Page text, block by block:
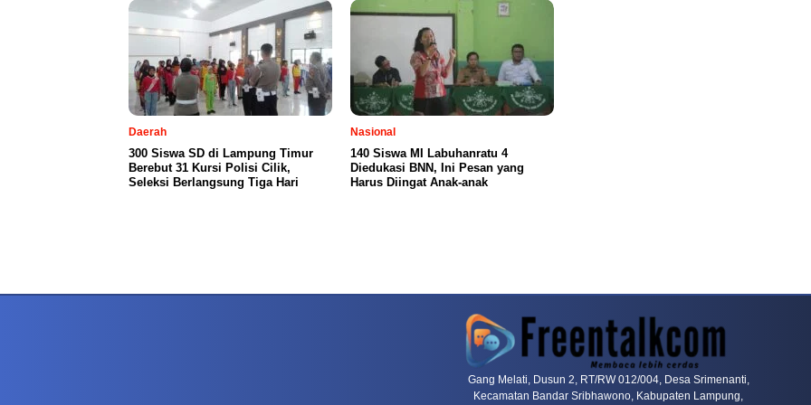
Daerah
300 Siswa SD di Lampung Timur
Berebut 31 Kursi Polisi Cilik,
Seleksi Berlangsung Tiga Hari
Nasional
140 Siswa MI Labuhanratu 4
Diedukasi BNN, Ini Pesan yang
Harus Diingat Anak-anak
PETIR800 LOGIN PETIR800 Baccarat Dan Evolusi Game Meja Digital Modern Dragon Tiger Menjadi Alternatif Yang Sering Dibahas Komunitas Mahjong
Gang Melati, Dusun 2, RT/RW 012/004, Desa Srimenanti,
Kecamatan Bandar Sribhawono, Kabupaten Lampung,